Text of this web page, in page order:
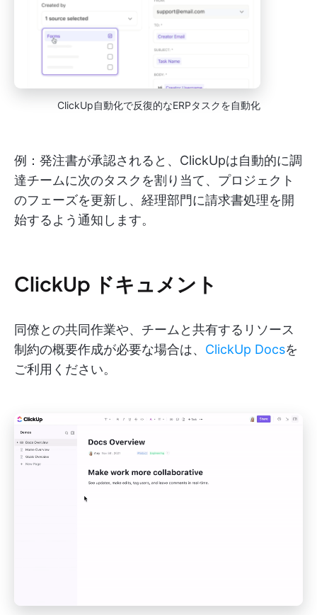
ClickUp自動化で反復的なERPタスクを自動化
例：発注書が承認されると、ClickUpは自動的に調
達チームに次のタスクを割り当て、プロジェクト
のフェーズを更新し、経理部門に請求書処理を開
始するよう通知します。
ClickUp ドキュメント
同僚との共同作業や、チームと共有するリソース
制約の概要作成が必要な場合は、 ClickUp Docsを
ご利用ください。